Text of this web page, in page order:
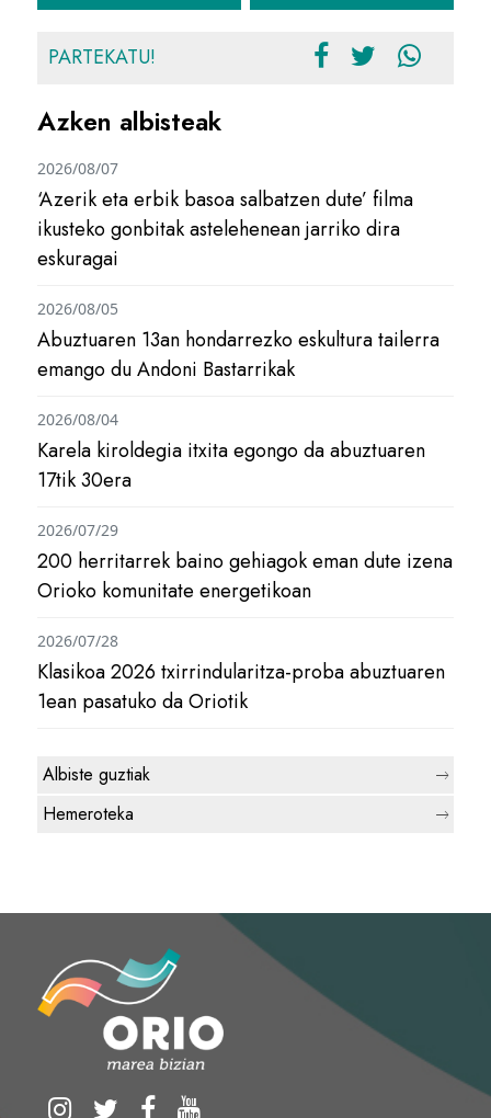
PARTEKATU!
Azken albisteak
‘Azerik eta erbik basoa salbatzen dute’ filma
ikusteko gonbitak astelehenean jarriko dira
eskuragai
2026/08/07
Abuztuaren 13an hondarrezko eskultura tailerra
emango du Andoni Bastarrikak
2026/08/05
Karela kiroldegia itxita egongo da abuztuaren
17tik 30era
2026/08/04
200 herritarrek baino gehiagok eman dute izena
Orioko komunitate energetikoan
2026/07/29
Klasikoa 2026 txirrindularitza-proba abuztuaren
1ean pasatuko da Oriotik
2026/07/28
Albiste guztiak
Hemeroteka